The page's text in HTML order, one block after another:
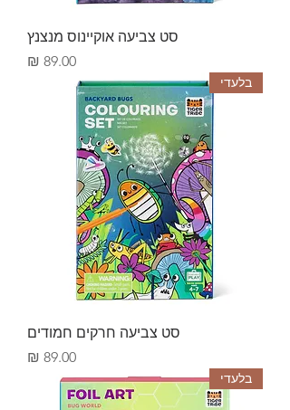
סט צביעה אוקיינוס מנצנץ
מחיר
בלעדי
סט צביעה חרקים חמודים
מחיר
בלעדי